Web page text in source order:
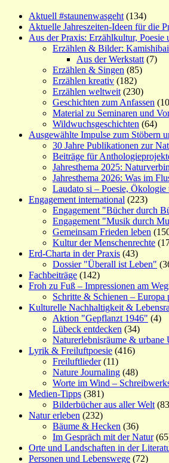
Aktuell #staunenwasgeht (134)
Aktuelle Jahreszeiten-Ideen für die
Aus der Praxis: Erzählkultur, Poesie
Erzählen & Bilder:
Aus der Werkstatt (7)
Erzählen & Singen (85)
Erzählen kreativ (182)
Erzählen weltweit (230)
Geschichten zum Anfassen
Material zu Seminaren und
Wildwuchsgeschichten (64)
Ausgewählte Impulse zum Stöbern
30 Jahre Publikationen zur
Beiträge für
Jahresthema 2025:
Jahresthema 2026: Was im
Laudato si – Poesie,
Engagement international (223)
Engagement "Bücher durch
Engagement "Musik durch
Gemeinsam Frieden leben
Kultur der Menschenrechte
Erd-Charta in der Praxis (43)
Dossier "Überall ist Leben"
Fachbeiträge (142)
Froh zu Fuß – Impressionen am
Schritte & Schienen – Europa
Kulturelle Nachhaltigkeit &
Aktion "Gepflanzt 1946" (4)
Lübeck entdecken (34)
Naturerlebnisräume &
Lyrik & Freiluftpoesie (416)
Freiluftlieder(11)
Nature Journaling (48)
Worte im Wind –
Medien-Tipps (381)
Bilderbücher aus aller Welt
Natur erleben (232)
Bäume & Hecken (36)
Im Gespräch mit der Natur
Orte und Landschaften in der
Personen und Lebenswege (72)